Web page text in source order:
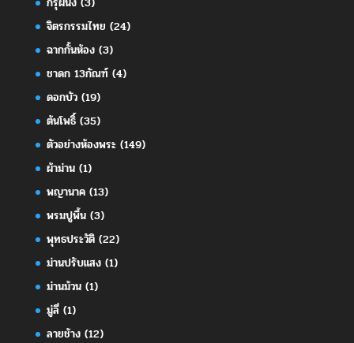
จิตรกรรมไทย (24)
ฉากกั้นห้อง(3)
ชาดก 13กัณฑ์(4)
ดอกบัว(19)
ต้นโพธิ์(35)
ตัวอย่างห้องพระ(149)
ผ้าม่าน(1)
พญานาค(13)
พรมปูพื้น(3)
พุทธประวัติ(22)
ม่านปรับแสง(1)
ม่านม้วน(1)
มู่ลี่(1)
ลายช้าง(12)